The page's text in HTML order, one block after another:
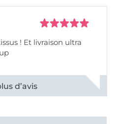
! Et livraison ultra